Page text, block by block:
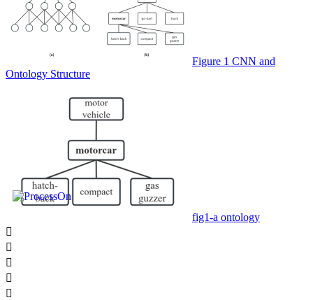
Figure 1 CNN and
Ontology Structure
fig1-a ontology




